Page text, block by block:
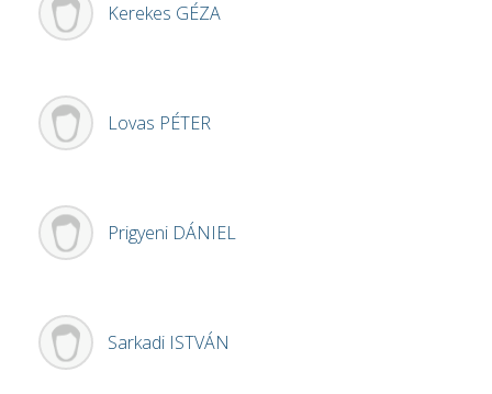
Kerekes GÉZA
Lovas PÉTER
Prigyeni DÁNIEL
Sarkadi ISTVÁN